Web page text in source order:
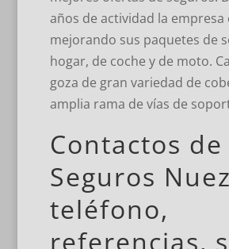
años de actividad la empresa
mejorando sus paquetes de
hogar, de coche y de moto.
goza de gran variedad de
amplia rama de vías de
Сontactos de
Seguros
teléfono,
referencias,